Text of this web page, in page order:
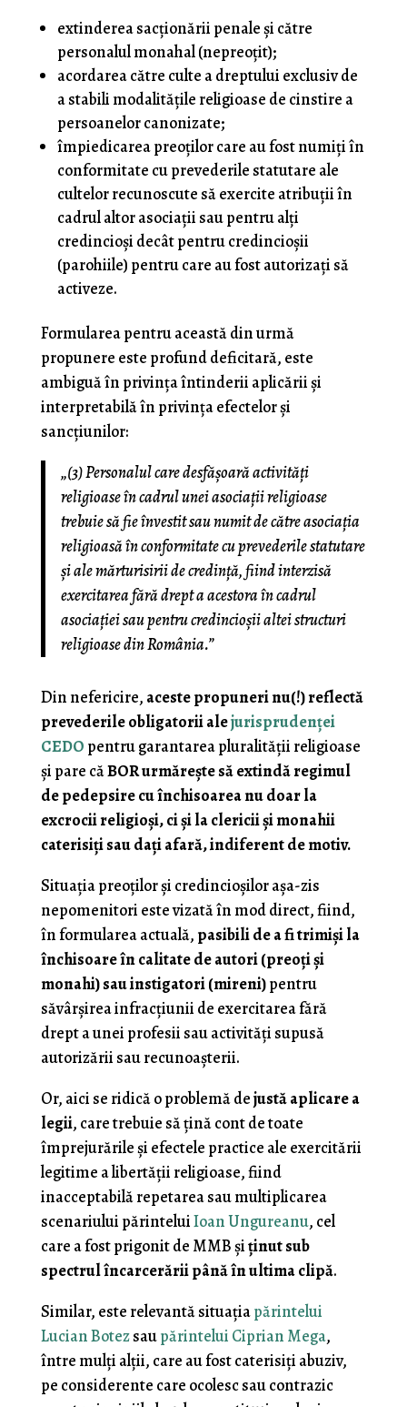
extinderea sacţionării penale şi către
personalul monahal (nepreoţit);
acordarea către culte a dreptului exclusiv de
a stabili modalităţile religioase de cinstire a
persoanelor canonizate;
împiedicarea preoţilor care au fost numiţi în
conformitate cu prevederile statutare ale
cultelor recunoscute să exercite atribuţii în
cadrul altor asociaţii sau pentru alţi
credincioşi decât pentru credincioşii
(parohiile) pentru care au fost autorizaţi să
activeze.
Formularea pentru această din urmă
propunere este profund deficitară, este
ambiguă în privinţa întinderii aplicării şi
interpretabilă în privinţa efectelor şi
sancţiunilor:
„(3) Personalul care desfăşoară activităţi
religioase în cadrul unei asociaţii religioase
trebuie să fie învestit sau numit de către asociaţia
religioasă în conformitate cu prevederile statutare
şi ale mărturisirii de credinţă, fiind interzisă
exercitarea fără drept a acestora în cadrul
asociaţiei sau pentru credincioşii altei structuri
religioase din România.”
Din nefericire, aceste propuneri nu(!) reflectă
prevederile obligatorii alejurisprudenţei
CEDO pentru garantarea pluralităţii religioase
şi pare căBOR urmăreşte să extindă regimul
de pedepsire cu închisoarea nu doar la
excrocii religioşi, ci şi la clericii şi monahii
caterisiţi sau daţi afară, indiferent de motiv.
Situaţia preoţilor şi credincioşilor aşa-zis
nepomenitori este vizată în mod direct, fiind,
în formularea actuală, pasibili de a fi trimişi la
închisoare în calitate de autori (preoţi şi
monahi) sau instigatori (mireni)pentru
săvârşirea infracţiunii de exercitarea fără
drept a unei profesii sau activităţi supusă
autorizării sau recunoaşterii.
Or, aici se ridică o problemă dejustă aplicare a
legii, care trebuie să ţină cont de toate
împrejurările şi efectele practice ale exercitării
legitime a libertăţii religioase, fiind
inacceptabilă repetarea sau multiplicarea
scenariului părinteluiIoan Ungureanu, cel
care a fost prigonit de MMB şiţinut sub
spectrul încarcerării până în ultima clipă.
Similar, este relevantă situaţiapărintelui
Lucian Botezsaupărintelui Ciprian Mega,
între mulţi alţii, care au fost caterisiţi abuziv,
pe considerente care ocolesc sau contrazic